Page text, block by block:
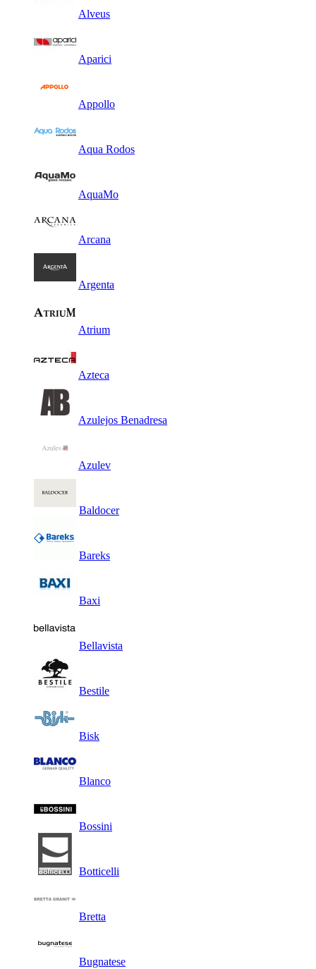
Alveus
Aparici
Appollo
Aqua Rodos
AquaMo
Arcana
Argenta
Atrium
Azteca
Azulejos Benadresa
Azulev
Baldocer
Bareks
Baxi
Bellavista
Bestile
Bisk
Blanco
Bossini
Botticelli
Bretta
Bugnatese